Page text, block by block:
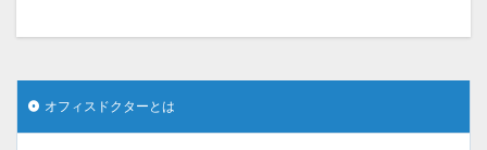
オフィスドクターとは